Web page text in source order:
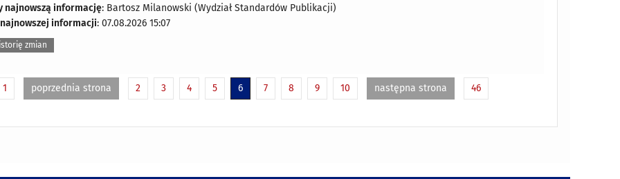
najnowszą informację: Bartosz Milanowski (Wydział Standardów Publikacji)
informacji: 07.08.2026 15:07
zmian
1 poprzednia strona 2 3 4 5 6 7 8 9 10 następna strona 46